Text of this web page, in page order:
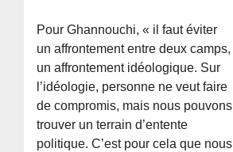
Pour Ghannouchi, « il faut éviter
un affrontement entre deux camps,
un affrontement idéologique. Sur
l’idéologie, personne ne veut faire
de compromis, mais nous pouvons
trouver un terrain d’entente
politique. C’est pour cela que nous